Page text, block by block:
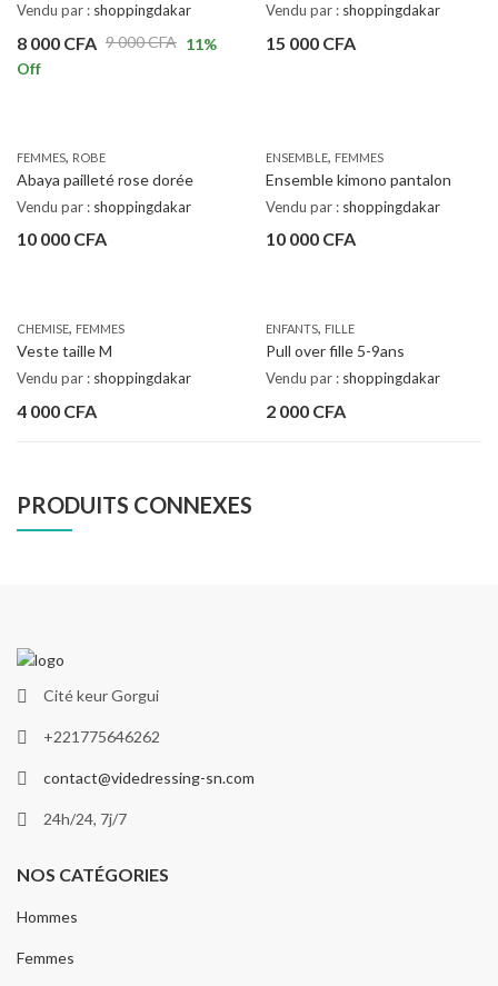
Vendu par : shoppingdakar
9 000CFA
8 000 CFA 11%
Off
Vendu par : shoppingdakar
15 000 CFA
FEMMES, ROBE
Abaya pailleté rose dorée
Vendu par : shoppingdakar
10 000 CFA
ENSEMBLE, FEMMES
Ensemble kimono pantalon
Vendu par : shoppingdakar
10 000 CFA
CHEMISE, FEMMES
Veste taille M
Vendu par : shoppingdakar
4 000 CFA
ENFANTS, FILLE
Pull over fille 5-9ans
Vendu par : shoppingdakar
2 000 CFA
PRODUITS CONNEXES
Cité keur Gorgui
+221775646262
contact@videdressing-sn.com
24h/24, 7j/7
NOS CATÉGORIES
Hommes
Femmes